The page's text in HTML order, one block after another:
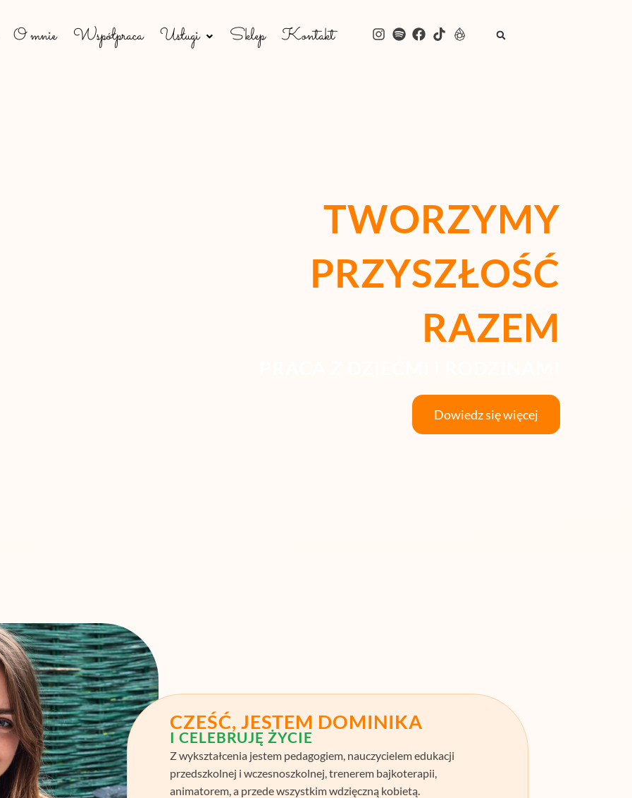
O mnie Współpraca Usługi Sklep Kontakt
TWORZYMY
PRZYSZŁOŚĆ
RAZEM
Dowiedz się więcej
CZEŚĆ, JESTEM DOMINIKA
I CELEBRUJĘ ŻYCIE
Z wykształcenia jestem pedagogiem, nauczycielem edukacji
przedszkolnej i wczesnoszkolnej, trenerem bajkoterapii,
animatorem, a przede wszystkim wdzięczną kobietą.